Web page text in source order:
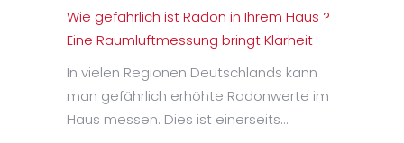
Wie gefährlich ist Radon in Ihrem Haus ?
Eine Raumluftmessung bringt Klarheit
In vielen Regionen Deutschlands kann
man gefährlich erhöhte Radonwerte im
Haus messen. Dies ist einerseits…